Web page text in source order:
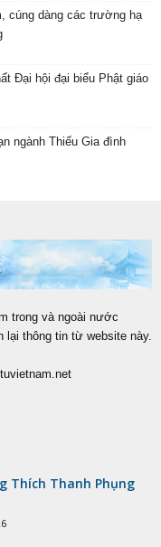
cúng dàng các trường hạ
Đại hội đại biểu Phật giáo
ngành Thiếu Gia đình
trong và ngoài nước
lại thông tin từ website này.
Thích Thanh Phụng